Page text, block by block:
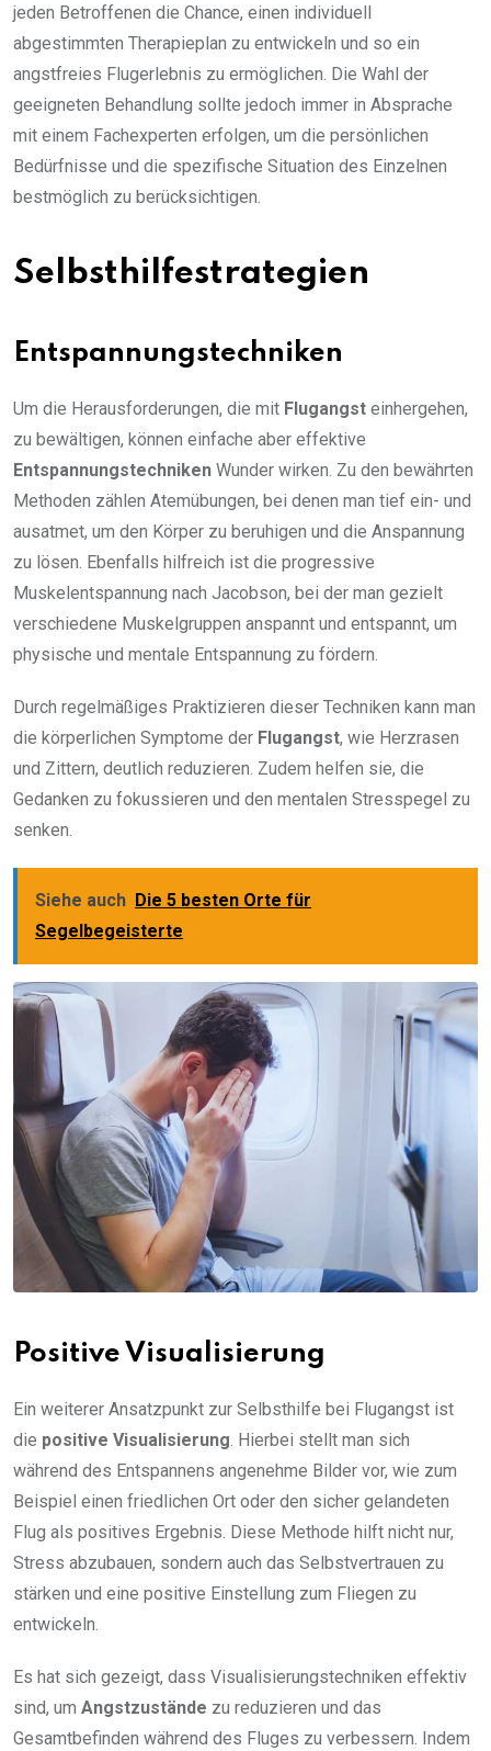
jeden Betroffenen die Chance, einen individuell
abgestimmten Therapieplan zu entwickeln und so ein
angstfreies Flugerlebnis zu ermöglichen. Die Wahl der
geeigneten Behandlung sollte jedoch immer in Absprache
mit einem Fachexperten erfolgen, um die persönlichen
Bedürfnisse und die spezifische Situation des Einzelnen
bestmöglich zu berücksichtigen.
Selbsthilfestrategien
Entspannungstechniken
Um die Herausforderungen, die mit Flugangst einhergehen,
zu bewältigen, können einfache aber effektive
Entspannungstechniken Wunder wirken. Zu den bewährten
Methoden zählen Atemübungen, bei denen man tief ein- und
ausatmet, um den Körper zu beruhigen und die Anspannung
zu lösen. Ebenfalls hilfreich ist die progressive
Muskelentspannung nach Jacobson, bei der man gezielt
verschiedene Muskelgruppen anspannt und entspannt, um
physische und mentale Entspannung zu fördern.
Durch regelmäßiges Praktizieren dieser Techniken kann man
die körperlichen Symptome der Flugangst, wie Herzrasen
und Zittern, deutlich reduzieren. Zudem helfen sie, die
Gedanken zu fokussieren und den mentalen Stresspegel zu
senken.
Siehe auch Die 5 besten Orte für
Segelbegeisterte
Positive Visualisierung
Ein weiterer Ansatzpunkt zur Selbsthilfe bei Flugangst ist
die positive Visualisierung . Hierbei stellt man sich
während des Entspannens angenehme Bilder vor, wie zum
Beispiel einen friedlichen Ort oder den sicher gelandeten
Flug als positives Ergebnis. Diese Methode hilft nicht nur,
Stress abzubauen, sondern auch das Selbstvertrauen zu
stärken und eine positive Einstellung zum Fliegen zu
entwickeln.
Es hat sich gezeigt, dass Visualisierungstechniken effektiv
sind, um Angstzustände zu reduzieren und das
Gesamtbefinden während des Fluges zu verbessern. Indem